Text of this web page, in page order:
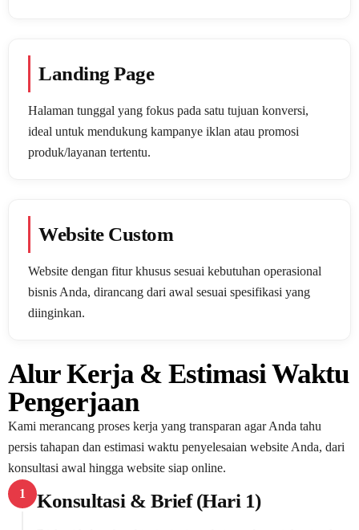
Landing Page
Halaman tunggal yang fokus pada satu tujuan konversi,
ideal untuk mendukung kampanye iklan atau promosi
produk/layanan tertentu.
Website Custom
Website dengan fitur khusus sesuai kebutuhan operasional
bisnis Anda, dirancang dari awal sesuai spesifikasi yang
diinginkan.
Alur Kerja & Estimasi Waktu
Pengerjaan
Kami merancang proses kerja yang transparan agar Anda tahu
persis tahapan dan estimasi waktu penyelesaian website Anda, dari
konsultasi awal hingga website siap online.
1
Konsultasi & Brief (Hari 1)